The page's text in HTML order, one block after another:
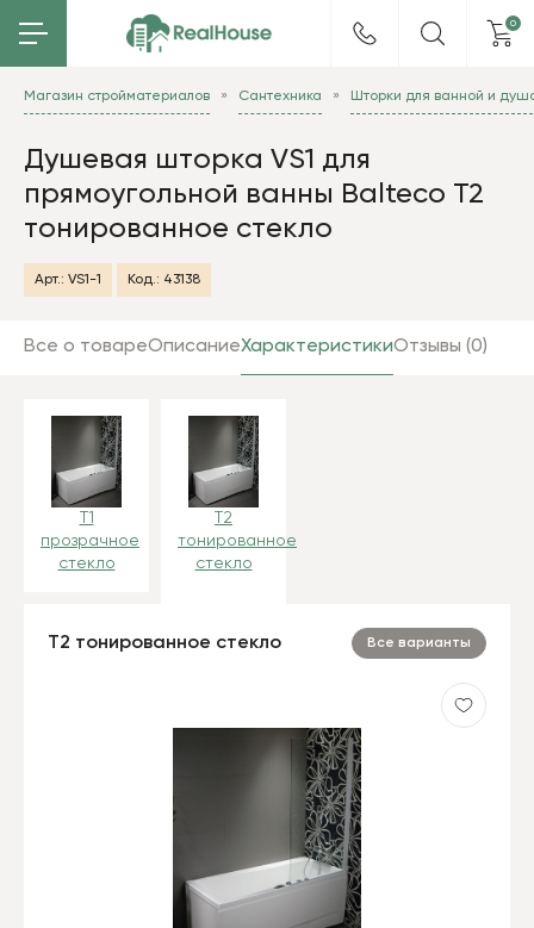
0
Магазин стройматериалов Сантехника Шторки для ванной и
Душевaя шторка VS1 для
прямоугольной ванны Balteco T2
тонированное стекло
Арт.: VS1-1 Код.: 43138
Все о товареОписаниеХарактеристикиОтзывы (0)
T1
прозрачное
стекло
T2
тонированное
стекло
T2 тонированное стекло Все варианты